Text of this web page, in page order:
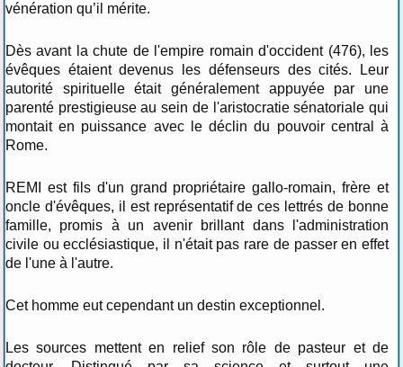
vénération qu’il mérite.
Dès avant la chute de l'empire romain d'occident (476), les
évêques étaient devenus les défenseurs des cités. Leur
autorité spirituelle était généralement appuyée par une
parenté prestigieuse au sein de l'aristocratie sénatoriale qui
montait en puissance avec le déclin du pouvoir central à
Rome.
REMI est fils d'un grand propriétaire gallo-romain, frère et
oncle d'évêques, il est représentatif de ces lettrés de bonne
famille, promis à un avenir brillant dans l'administration
civile ou ecclésiastique, il n'était pas rare de passer en effet
de l'une à l'autre.
Cet homme eut cependant un destin exceptionnel.
Les sources mettent en relief son rôle de pasteur et de